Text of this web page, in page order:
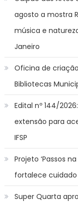
agosto a mostra
música e
Janeiro
Oficina de
Bibliotecas
Edital nº 144/
extensão para
IFSP
Projeto ‘Passos
fortalece
Super Quarta